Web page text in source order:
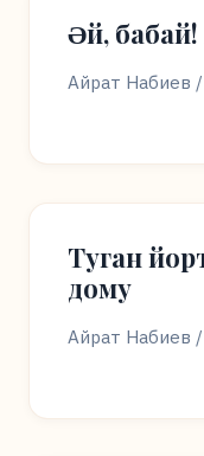
Әй,
Айрат Набиев
Туган
дому
Айрат Набиев